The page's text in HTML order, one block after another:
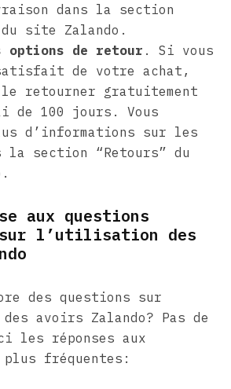
dans la section
site Zalando.
options de retour . Si vous
de votre achat,
le retourner gratuitement
de 100 jours. Vous
d’informations sur les
la section “Retours” du
aux questions
sur l’utilisation des
des questions sur
avoirs Zalando? Pas de
les réponses aux
fréquentes: